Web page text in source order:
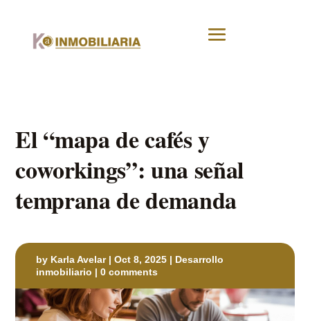
El “mapa de cafés y
coworkings”: una señal
temprana de demanda
by Karla Avelar|Oct 8, 2025 | Desarrollo
inmobiliario |0 comments